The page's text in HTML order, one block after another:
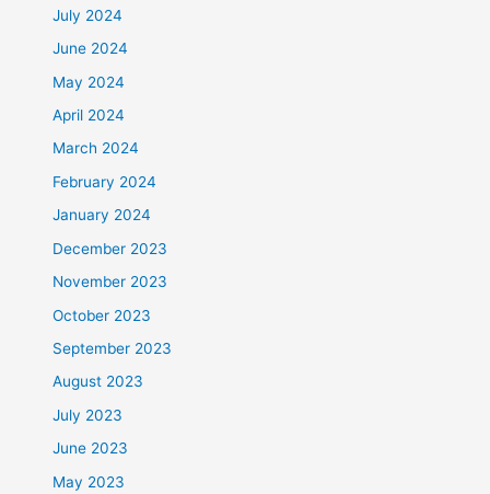
July 2024
June 2024
May 2024
April 2024
March 2024
February 2024
January 2024
December 2023
November 2023
October 2023
September 2023
August 2023
July 2023
June 2023
May 2023